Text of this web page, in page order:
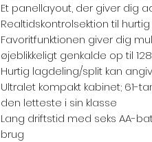
Et panellayout, der giver dig
Realtidskontrolsektion til
Favoritfunktionen giver dig
øjeblikkeligt genkalde op til
Hurtig lagdeling/split kan
Ultralet kompakt kabinet; 61-
den letteste i sin klasse
Lang driftstid med seks AA-
brug